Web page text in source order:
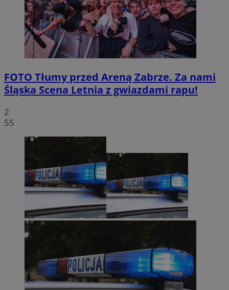
FOTO Tłumy przed Areną Zabrze. Za nami
Śląska Scena Letnia z gwiazdami rapu!
2
55